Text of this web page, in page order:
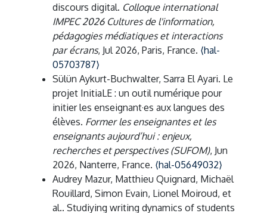
discours digital. Colloque international
IMPEC 2026 Cultures de l'information,
pédagogies médiatiques et interactions
par écrans, Jul 2026, Paris, France. ⟨hal-
05703787⟩
Sülün Aykurt-Buchwalter, Sarra El Ayari. Le
projet InitiaLE : un outil numérique pour
initier les enseignant·es aux langues des
élèves. Former les enseignantes et les
enseignants aujourd’hui : enjeux,
recherches et perspectives (SUFOM), Jun
2026, Nanterre, France. ⟨hal-05649032⟩
Audrey Mazur, Matthieu Quignard, Michaël
Rouillard, Simon Evain, Lionel Moiroud, et
al.. Studiying writing dynamics of students